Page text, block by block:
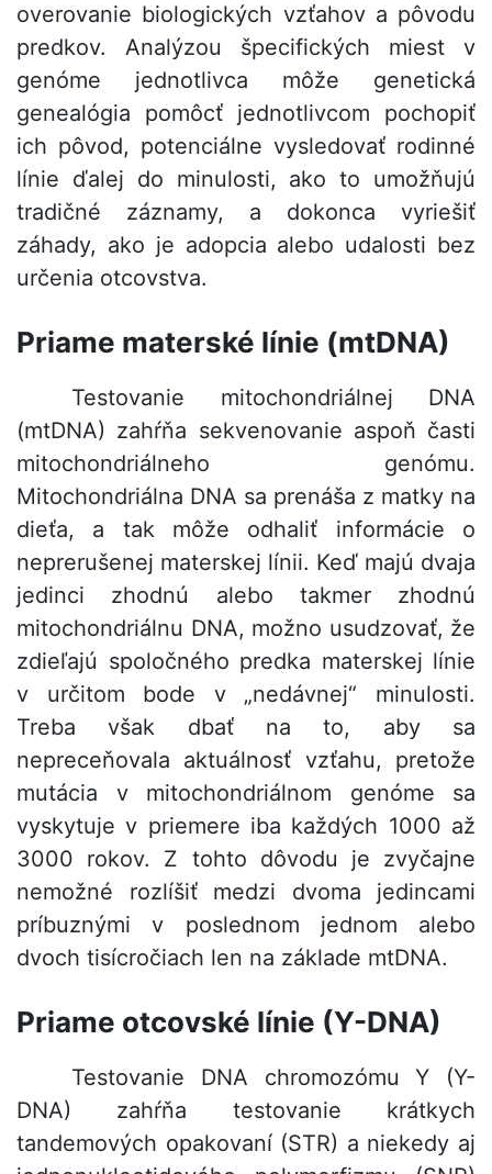
overovanie biologických vzťahov a pôvodu
predkov. Analýzou špecifických miest v
genóme jednotlivca môže genetická
genealógia pomôcť jednotlivcom pochopiť
ich pôvod, potenciálne vysledovať rodinné
línie ďalej do minulosti, ako to umožňujú
tradičné záznamy, a dokonca vyriešiť
záhady, ako je adopcia alebo udalosti bez
určenia otcovstva.
Priame materské línie (mtDNA)
Testovanie mitochondriálnej DNA
(mtDNA) zahŕňa sekvenovanie aspoň časti
mitochondriálneho genómu.
Mitochondriálna DNA sa prenáša z matky na
dieťa, a tak môže odhaliť informácie o
neprerušenej materskej línii. Keď majú dvaja
jedinci zhodnú alebo takmer zhodnú
mitochondriálnu DNA, možno usudzovať, že
zdieľajú spoločného predka materskej línie
v určitom bode v „nedávnej“ minulosti.
Treba však dbať na to, aby sa
nepreceňovala aktuálnosť vzťahu, pretože
mutácia v mitochondriálnom genóme sa
vyskytuje v priemere iba každých 1000 až
3000 rokov. Z tohto dôvodu je zvyčajne
nemožné rozlíšiť medzi dvoma jedincami
príbuznými v poslednom jednom alebo
dvoch tisícročiach len na základe mtDNA.
Priame otcovské línie (Y-DNA)
Testovanie DNA chromozómu Y (Y-
DNA) zahŕňa testovanie krátkych
tandemových opakovaní (STR) a niekedy aj